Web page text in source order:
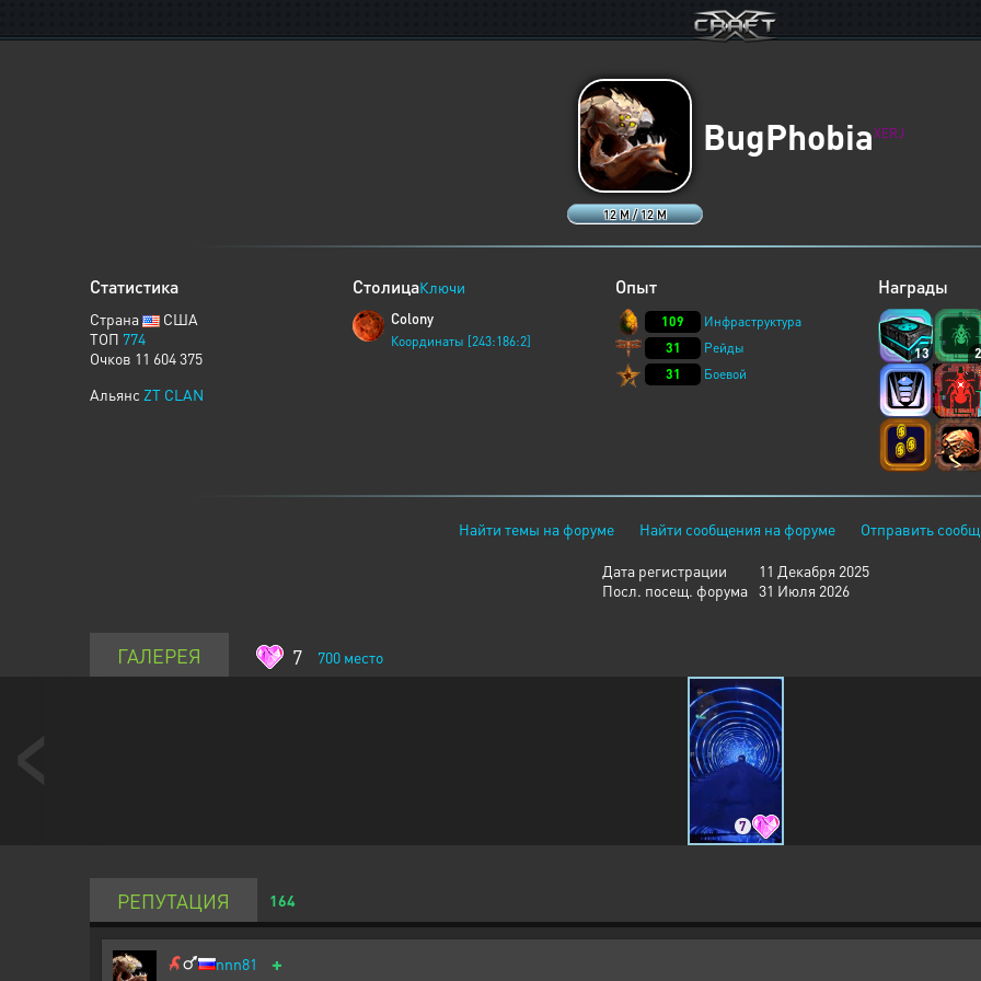
12 M / 12 M
BugPhobiaXERJ
Статистика
Страна
США
ТОП 774
Очков 11 604 375
Альянс ZT CLAN
СтолицаКлючи
Colony
Координаты [243:186:2]
Опыт
109
Инфраструктура
31
Рейды
31
Боевой
Награды
13 2
Найти темы на форуме Найти сообщения на форуме Отправить
Дата регистрации
11 Декабря 2025
Посл. посещ. форума 31 Июля 2026
ГАЛЕРЕЯ 7 700 место
7
РЕПУТАЦИЯ 164
nnn81 +